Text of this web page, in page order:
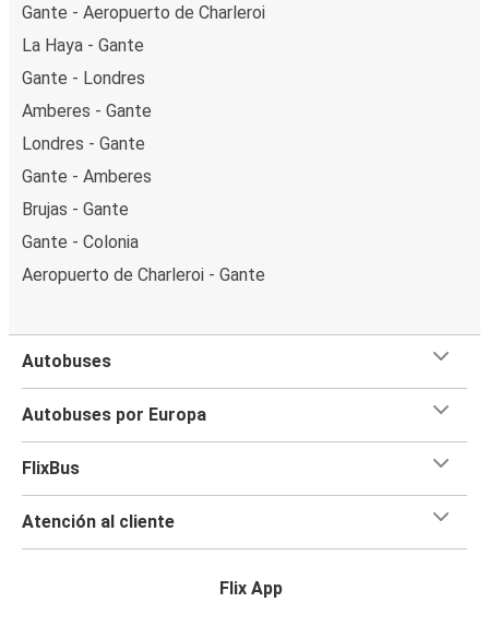
Gante - Aeropuerto de Charleroi
La Haya - Gante
Gante - Londres
Amberes - Gante
Londres - Gante
Gante - Amberes
Brujas - Gante
Gante - Colonia
Aeropuerto de Charleroi - Gante
Autobuses
Autobuses por Europa
FlixBus
Atención al cliente
Flix App